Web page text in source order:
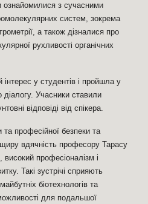
ознайомилися з сучасними
систем, зокрема
а також дізналися про
рухливості органічних
інтерес у студентів і пройшла у
діалогу. Учасники ставили
відповіді від спікера.
професійної безпеки та
вдячність професору Тарасу
високий професіоналізм і
Такі зустрічі сприяють
біотехнологів та
для подальшої